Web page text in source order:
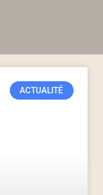
ACTUALITÉ